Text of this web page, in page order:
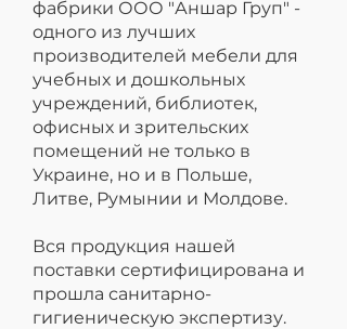
фабрики ООО "Аншар Груп" -
одного из лучших
производителей мебели для
учебных и дошкольных
учреждений, библиотек,
офисных и зрительских
помещений не только в
Украине, но и в Польше,
Литве, Румынии и Молдове.
Вся продукция нашей
поставки сертифицирована и
прошла санитарно-
гигиеническую экспертизу.